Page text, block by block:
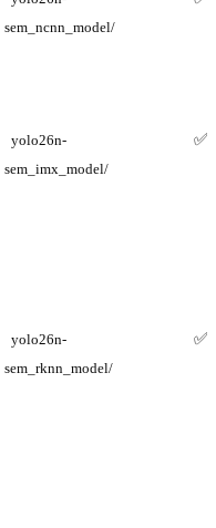
sem_ncnn_model/
yolo26n-
sem_imx_model/
✅
yolo26n-
sem_rknn_model/
✅